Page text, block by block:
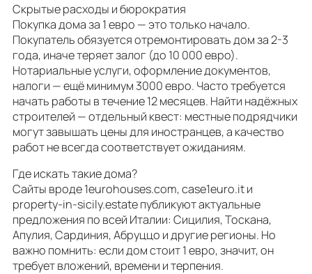
Скрытые расходы и бюрократия
Покупка дома за 1 евро — это только начало.
Покупатель обязуется отремонтировать дом за 2-3
года, иначе теряет залог (до 10 000 евро).
Нотариальные услуги, оформление документов,
налоги — ещё минимум 3000 евро. Часто требуется
начать работы в течение 12 месяцев. Найти надёжных
строителей — отдельный квест: местные подрядчики
могут завышать цены для иностранцев, а качество
работ не всегда соответствует ожиданиям.
Где искать такие дома?
Сайты вроде 1eurohouses.com, case1euro.it и
property-in-sicily.estate публикуют актуальные
предложения по всей Италии: Сицилия, Тоскана,
Апулия, Сардиния, Абруццо и другие регионы. Но
важно помнить: если дом стоит 1 евро, значит, он
требует вложений, времени и терпения.